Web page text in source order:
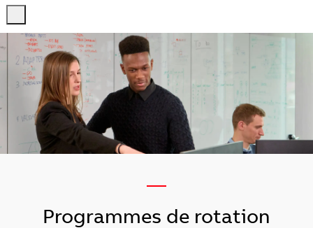
—
Programmes de rotation